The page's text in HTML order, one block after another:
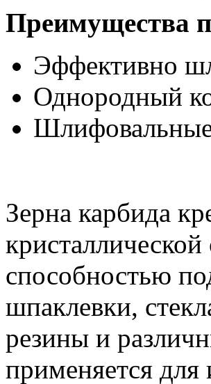
Преимущества
Эффективно
Однородный
Шлифовальные
Зерна карбида
способностью
шпаклевки,
резины и
применяется для